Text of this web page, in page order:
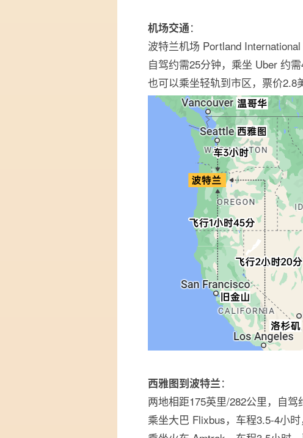
机场交通：
波特兰机场 Portland
自驾约需25分钟，乘坐 Uber 约
也可以乘坐轻轨到市区，票价2.8
西雅图到波特兰：
两地相距175英里/282公里，自驾
乘坐大巴 Flixbus，车程3.5-4小时